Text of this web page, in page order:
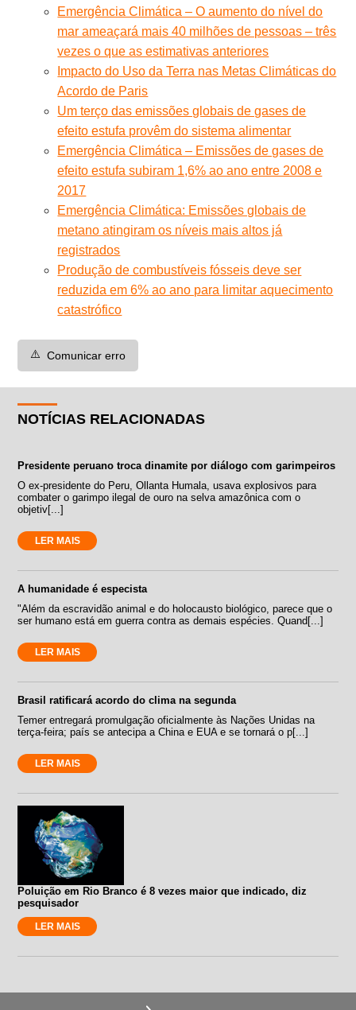
Emergência Climática – O aumento do nível do
mar ameaçará mais 40 milhões de pessoas – três
vezes o que as estimativas anteriores
Impacto do Uso da Terra nas Metas Climáticas do
Acordo de Paris
Um terço das emissões globais de gases de
efeito estufa provêm do sistema alimentar
Emergência Climática – Emissões de gases de
efeito estufa subiram 1,6% ao ano entre 2008 e
2017
Emergência Climática: Emissões globais de
metano atingiram os níveis mais altos já
registrados
Produção de combustíveis fósseis deve ser
reduzida em 6% ao ano para limitar aquecimento
catastrófico
⚠️ Comunicar erro
NOTÍCIAS RELACIONADAS
Presidente peruano troca dinamite por diálogo com garimpeiros
O ex-presidente do Peru, Ollanta Humala, usava explosivos para
combater o garimpo ilegal de ouro na selva amazônica com o
objetiv[...]
LER MAIS
A humanidade é especista
"Além da escravidão animal e do holocausto biológico, parece que o
ser humano está em guerra contra as demais espécies. Quand[...]
LER MAIS
Brasil ratificará acordo do clima na segunda
Temer entregará promulgação oficialmente às Nações Unidas na
terça-feira; país se antecipa a China e EUA e se tornará o p[...]
LER MAIS
Poluição em Rio Branco é 8 vezes maior que indicado, diz
pesquisador
LER MAIS